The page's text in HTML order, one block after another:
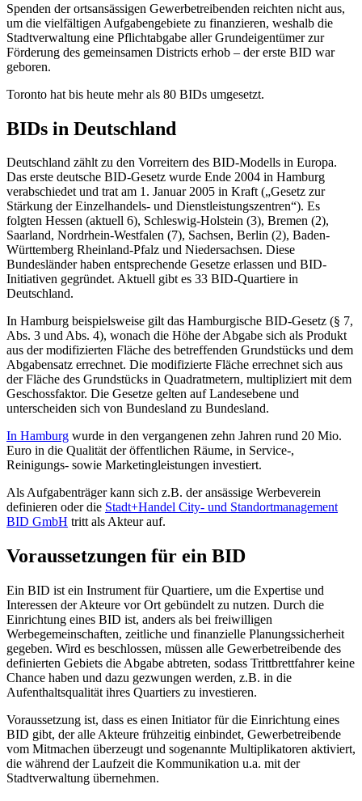
Spenden der ortsansässigen Gewerbetreibenden reichten nicht aus,
um die vielfältigen Aufgabengebiete zu finanzieren, weshalb die
Stadtverwaltung eine Pflichtabgabe aller Grundeigentümer zur
Förderung des gemeinsamen Districts erhob – der erste BID war
geboren.
Toronto hat bis heute mehr als 80 BIDs umgesetzt.
BIDs in Deutschland
Deutschland zählt zu den Vorreitern des BID-Modells in Europa.
Das erste deutsche BID-Gesetz wurde Ende 2004 in Hamburg
verabschiedet und trat am 1. Januar 2005 in Kraft („Gesetz zur
Stärkung der Einzelhandels- und Dienstleistungszentren“). Es
folgten Hessen (aktuell 6), Schleswig-Holstein (3), Bremen (2),
Saarland, Nordrhein-Westfalen (7), Sachsen, Berlin (2), Baden-
Württemberg Rheinland-Pfalz und Niedersachsen. Diese
Bundesländer haben entsprechende Gesetze erlassen und BID-
Initiativen gegründet. Aktuell gibt es 33 BID-Quartiere in
Deutschland.
In Hamburg beispielsweise gilt das Hamburgische BID-Gesetz (§ 7,
Abs. 3 und Abs. 4), wonach die Höhe der Abgabe sich als Produkt
aus der modifizierten Fläche des betreffenden Grundstücks und dem
Abgabensatz errechnet. Die modifizierte Fläche errechnet sich aus
der Fläche des Grundstücks in Quadratmetern, multipliziert mit dem
Geschossfaktor. Die Gesetze gelten auf Landesebene und
unterscheiden sich von Bundesland zu Bundesland.
In Hamburg wurde in den vergangenen zehn Jahren rund 20 Mio.
Euro in die Qualität der öffentlichen Räume, in Service-,
Reinigungs- sowie Marketingleistungen investiert.
Als Aufgabenträger kann sich z.B. der ansässige Werbeverein
definieren oder die Stadt+Handel City- und Standortmanagement
BID GmbH tritt als Akteur auf.
Voraussetzungen für ein BID
Ein BID ist ein Instrument für Quartiere, um die Expertise und
Interessen der Akteure vor Ort gebündelt zu nutzen. Durch die
Einrichtung eines BID ist, anders als bei freiwilligen
Werbegemeinschaften, zeitliche und finanzielle Planungssicherheit
gegeben. Wird es beschlossen, müssen alle Gewerbetreibende des
definierten Gebiets die Abgabe abtreten, sodass Trittbrettfahrer keine
Chance haben und dazu gezwungen werden, z.B. in die
Aufenthaltsqualität ihres Quartiers zu investieren.
Voraussetzung ist, dass es einen Initiator für die Einrichtung eines
BID gibt, der alle Akteure frühzeitig einbindet, Gewerbetreibende
vom Mitmachen überzeugt und sogenannte Multiplikatoren aktiviert,
die während der Laufzeit die Kommunikation u.a. mit der
Stadtverwaltung übernehmen.